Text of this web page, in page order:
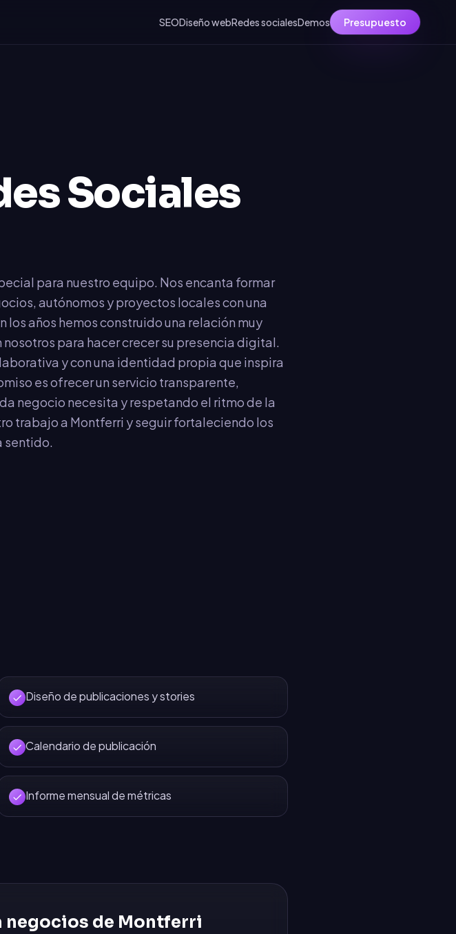
SEODiseño webRedes socialesDemos Presupuesto
Sociales
para nuestro equipo. Nos encanta formar
autónomos y proyectos locales con una
años hemos construido una relación muy
para hacer crecer su presencia digital.
y con una identidad propia que inspira
es ofrecer un servicio transparente,
negocio necesita y respetando el ritmo de la
trabajo a Montferri y seguir fortaleciendo los
sentido.
Diseño de publicaciones y stories
Calendario de publicación
Informe mensual de métricas
negocios de Montferri